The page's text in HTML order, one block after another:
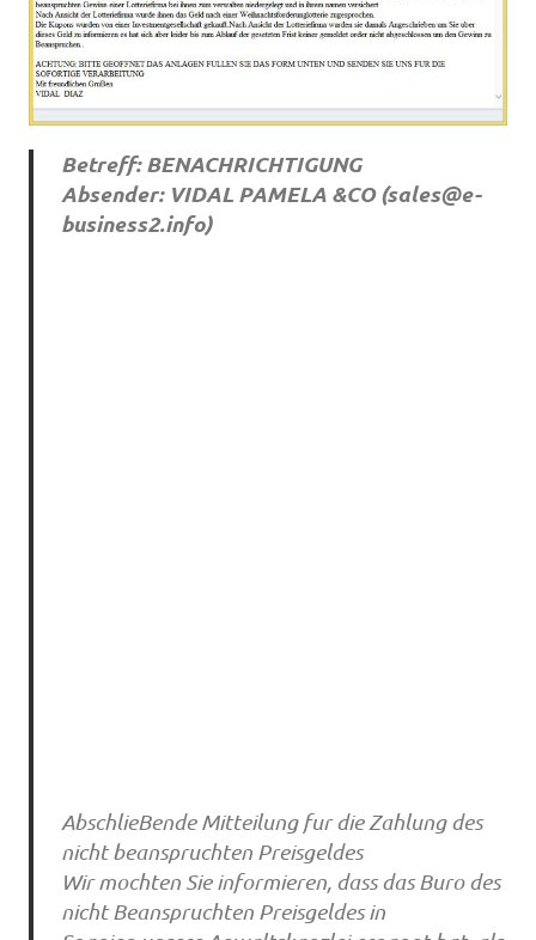
Betreff: BENACHRICHTIGUNG
Absender: VIDAL PAMELA &CO (sales@e-
business2.info)
AbschlieBende Mitteilung fur die Zahlung des
nicht beanspruchten Preisgeldes
Wir mochten Sie informieren, dass das Buro des
nicht Beanspruchten Preisgeldes in